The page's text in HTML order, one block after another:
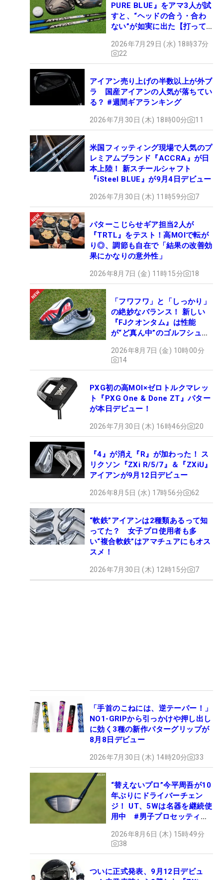
PURE BLUE』をアマ3人が試
すと、“ヘッドの合う・合わ
ない”が如実に出た【打って
2026年7月29日 (水) 18時37分
22
アイアン売り上げの半数以上が外ブ
ラ 国産アイアンの人気が落ちてい
る？ #週間ギアランキング
2026年7月30日 (木) 18時00分 11
米国フィッティング現場で人気のプ
レミアムブランド『ACCRA』が日
本上陸！ 新スチールシャフト
『iSteel BLUE』が9月4日デビュー
2026年7月30日 (木) 11時59分 7
パターこじらせギア担当2人が
『TRTL』をテスト！高MOIで転が
り◎、調節も自在で「結果の改善効
果にかなりの意外性」
2026年8月7日 (金) 11時15分 18
「フワフワ」と「しっかり」
の絶妙なバランス！ 新しい
『FJクオンタム』は性能
が“ど真ん中”のゴルフシュー
2026年8月7日 (金) 10時00分
14
PXG初の高MOI×ゼロトルクマレッ
ト『PXG One & Done ZT』パター
が本日デビュー！
2026年7月30日 (木) 16時46分 20
『4』が消え『R』が加わった！ ス
リクソン『ZXi R/5/7』＆『ZXiU』
アイアンが9月12日デビュー
2026年8月5日 (水) 17時56分 62
“軟鉄”アイアンは2種類あるって知
ってた？ 女子プロ使用者も多
い“複合軟鉄”はアマチュアにもオス
スメ！
2026年7月30日 (木) 12時15分 7
「手首のこねには、逆テーパー！」
NO1-GRIPから引っかけや押し出し
に効く3種の新作パターグリップが
8月8日デビュー
2026年7月30日 (木) 14時20分 33
“替えないプロ”今平周吾が10
年ぶりにドライバーチェン
ジ！ UT、5Wは名器を継続使
用中 #男子プロセッティン
2026年8月6日 (木) 15時49分
38
ついに正式発表、9月12日デビュ